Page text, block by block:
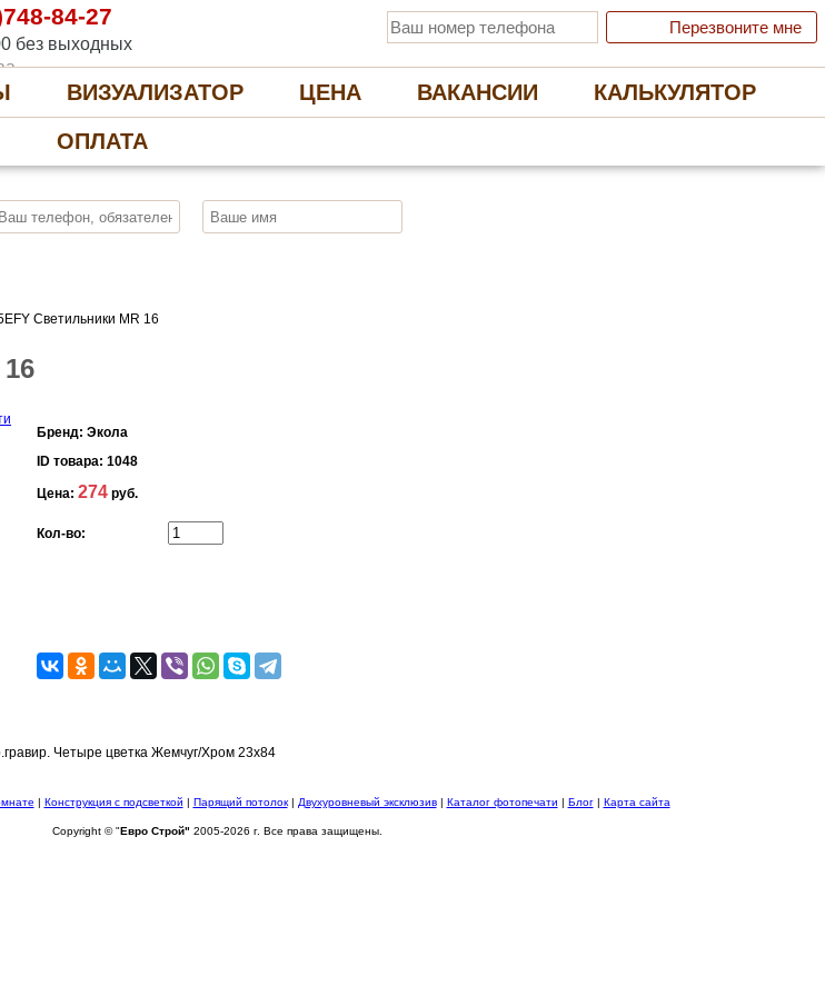
84-27
без выходных
Перезвоните мне
ВИЗУАЛИЗАТОР ЦЕНА ВАКАНСИИ
КАЛЬКУЛЯТОР
ОПЛАТА
10%СЕЙЧАС, ЗАКАЖИ ЭКОЛОГИЧНЫЕ НАТЯЖНЫЕ ПОТОЛКИ
Светильники MR 16
Бренд: Экола
ID товара: 1048
Цена: 274 руб.
Кол-во:
Четыре цветка Жемчуг/Хром 23x84
| Конструкция с подсветкой | Парящий потолок| Двухуровневый эксклюзив| Каталог фотопечати | Блог| Карта сайта
Copyright © "Евро Строй" 2005-2026 г. Все права защищены.